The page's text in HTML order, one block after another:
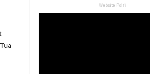
Website Polri